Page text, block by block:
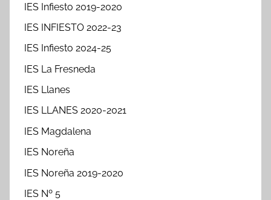
IES Infiesto 2019-2020
IES INFIESTO 2022-23
IES Infiesto 2024-25
IES La Fresneda
IES Llanes
IES LLANES 2020-2021
IES Magdalena
IES Noreña
IES Noreña 2019-2020
IES Nº 5